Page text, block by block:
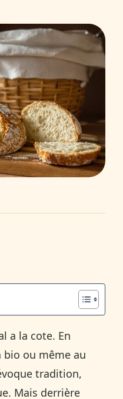
a la cote. En
bio ou même au
tradition,
Mais derrière